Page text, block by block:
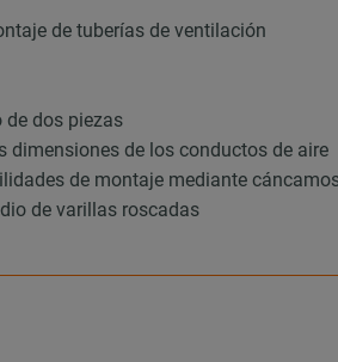
de tuberías de ventilación
de dos piezas
dimensiones de los conductos de aire
de montaje mediante
de varillas roscadas